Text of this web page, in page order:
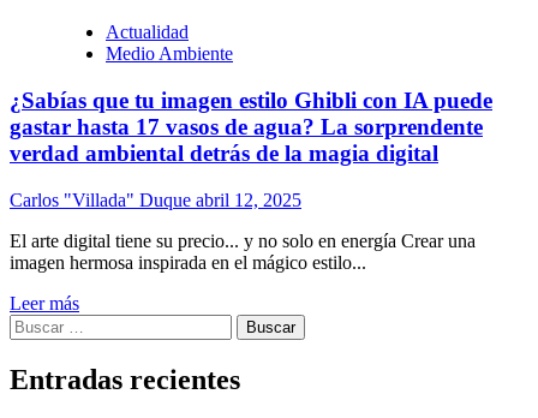
Actualidad
Medio Ambiente
¿Sabías que tu imagen estilo Ghibli con IA puede
gastar hasta 17 vasos de agua? La sorprendente
verdad ambiental detrás de la magia digital
Carlos "Villada" Duque abril 12, 2025
El arte digital tiene su precio... y no solo en energía Crear una
imagen hermosa inspirada en el mágico estilo...
Leer más
Buscar:
Entradas recientes